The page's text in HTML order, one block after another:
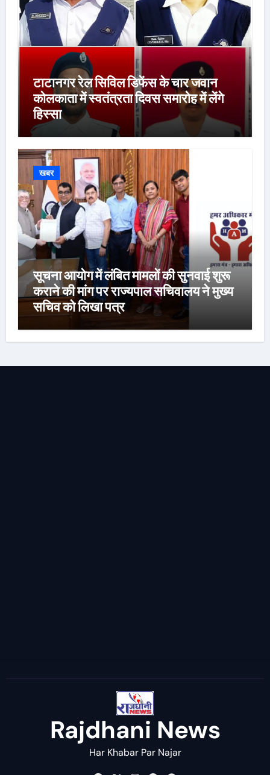
टाटानगर रेल सिविल डिफेंस के चार जवान
कोलकाता में स्वतंत्रता दिवस समारोह में लेंगे
हिस्सा
खबर
सूचना आयोग में लंबित मामलों की सुनवाई शुरू
कराने की मांग पर राज्यपाल सचिवालय ने मुख्य
सचिव को लिखा पत्र
Rajdhani News
Har Khabar Par Najar